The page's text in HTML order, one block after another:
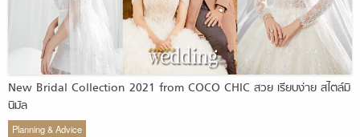
New Bridal Collection 2021 from COCO CHIC สวย เรียบง่าย สไตล์มิ
นิมัล
Planning & Advice